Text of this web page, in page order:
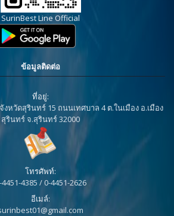
SurinBest Line Official
ข้อมูลติดต่อ
ที่อยู่:
หวัดสุรินทร์ 15 ถนนเทศบาล 4 ต.ในเมือง อ.เมือง
สุรินทร์ จ.สุรินทร์ 32000
โทรศัพท์:
4451-4385 / 0-4451-2626
อีเมล์: